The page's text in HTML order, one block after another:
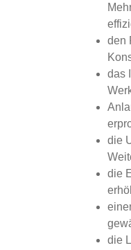
den
das
die
die
die